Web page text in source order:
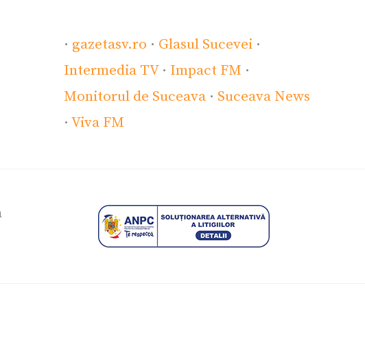
· gazetasv.ro · Glasul Sucevei ·
Intermedia TV· Impact FM ·
Monitorul de Suceava · Suceava News
·Viva FM